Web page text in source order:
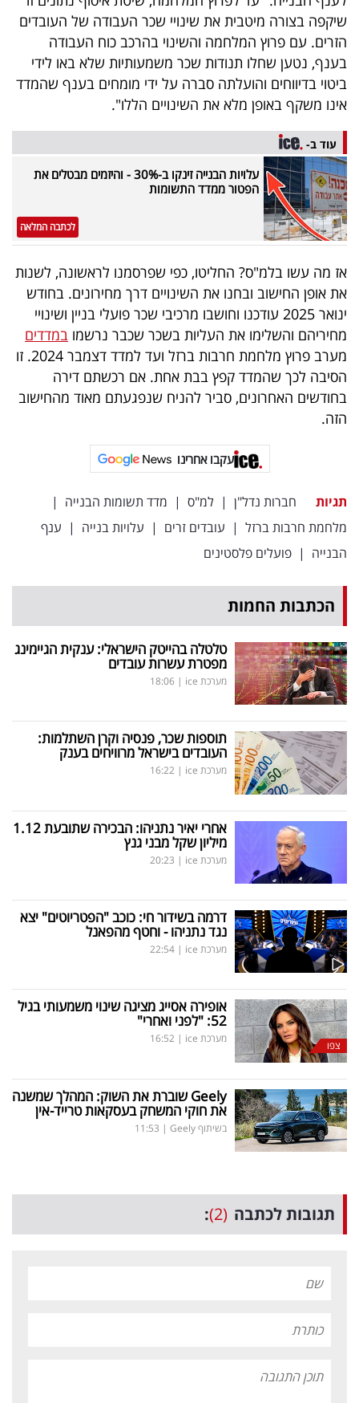
שיקפה בצורה מיטבית את שינויי שכר העבודה של העובדים
הזרים. עם פרוץ המלחמה והשינוי בהרכב כוח העבודה
בענף, נטען שחלו תנודות שכר משמעותיות שלא באו לידי
ביטוי בדיווחים והועלתה סברה על ידי מומחים בענף שהמדד
אינו משקף באופן מלא את השינויים הללו".
עוד ב-
עלויות הבנייה זינקו ב-30% - והיזמים מבטלים את
הפטור ממדד התשומות
לכתבה המלאה
אז מה עשו בלמ"ס? החליטו, כפי שפרסמנו לראשונה, לשנות
את אופן החישוב ובחנו את השינויים דרך מחירונים. בחודש
ינואר 2025 עודכנו וחושבו מרכיבי שכר פועלי בניין ושינויי
מחיריהם והשלימו את העליות בשכר שכבר נרשמו במדדים
מערב פרוץ מלחמת חרבות ברזל ועד למדד דצמבר 2024. זו
הסיבה לכך שהמדד קפץ בבת אחת. אם רכשתם דירה
בחודשים האחרונים, סביר להניח שנפגעתם מאוד מהחישוב
הזה.
עקבו אחרינו
תגיות חברות נדל"ן | למ"ס | מדד תשומות הבנייה |
מלחמת חרבות ברזל | עובדים זרים | עלויות בנייה | ענף
הבנייה | פועלים פלסטינים
הכתבות החמות
טלטלה בהייטק הישראלי: ענקית הגיימינג
מפטרת עשרות עובדים
מערכת ice |
18:06
תוספות שכר, פנסיה וקרן השתלמות:
העובדים בישראל מרוויחים בענק
מערכת ice |
16:22
אחרי יאיר נתניהו: הבכירה שתובעת 1.12
מיליון שקל מבני גנץ
מערכת ice |
20:23
דרמה בשידור חי: כוכב "הפטריוטים" יצא
נגד נתניהו - וחטף מהפאנל
מערכת ice |
22:54
צפו
אופירה אסייג מציגה שינוי משמעותי בגיל
52: "לפני ואחרי"
מערכת ice |
16:52
Geelyשוברת את השוק: המהלך שמשנה
את חוקי המשחק בעסקאות טרייד-אין
בשיתוף Geely |
11:53
תגובות לכתבה (2)
: